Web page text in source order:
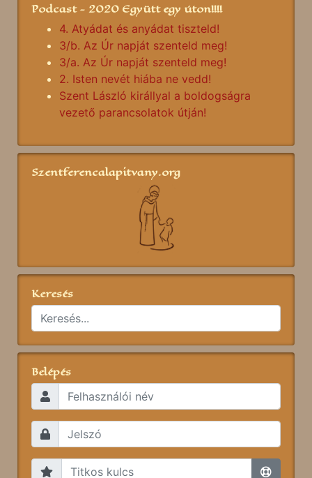
Podcast - 2020 Együtt egy úton!!!!
4. Atyádat és anyádat tiszteld!
3/b. Az Úr napját szenteld meg!
3/a. Az Úr napját szenteld meg!
2. Isten nevét hiába ne vedd!
Szent László királlyal a boldogságra
vezető parancsolatok útján!
Szentferencalapitvany.org
Keresés
Belépés